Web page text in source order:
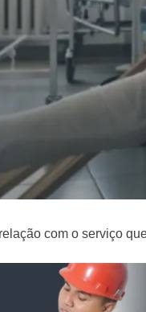
com o serviço